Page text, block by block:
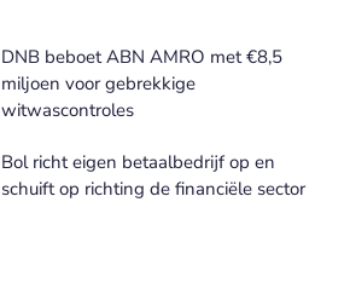
DNB beboet ABN AMRO met €8,5
miljoen voor gebrekkige
witwascontroles
Bol richt eigen betaalbedrijf op en
schuift op richting de financiële sector